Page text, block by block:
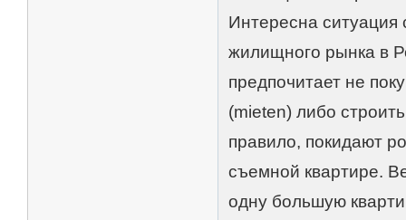
Интересна
жилищного рынка в
предпочитает не
(mieten) либо
правило, покидают
съемной квартире.
одну большую